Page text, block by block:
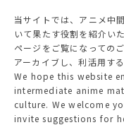
当サイトでは、アニメ中
いて果たす役割を紹介い
ページをご覧になっての
アーカイブし、利活用す
We hope this website
intermediate anime
culture. We welcome
invite suggestions for